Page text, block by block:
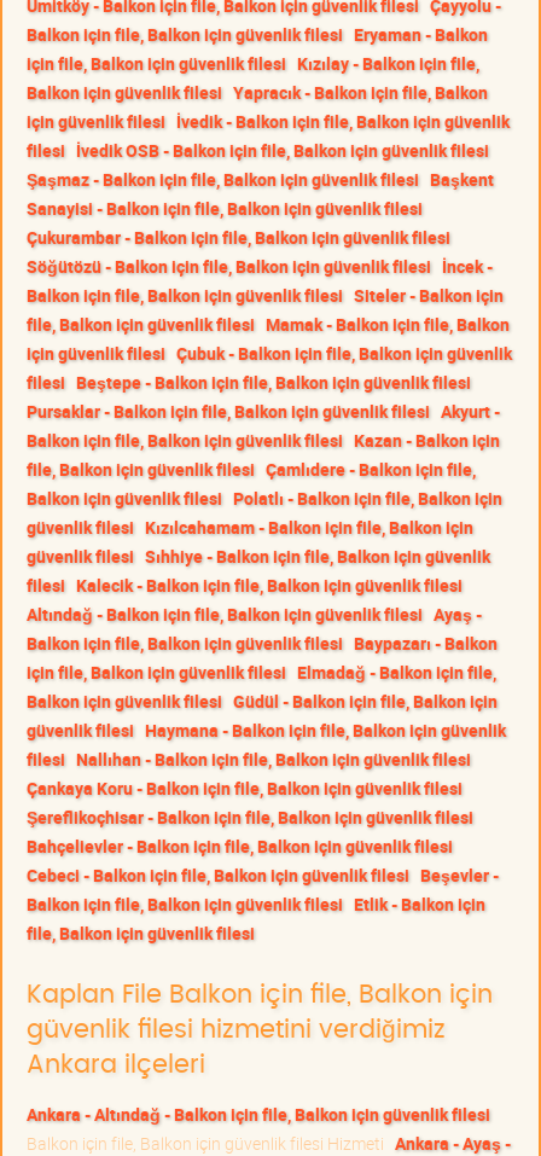
Ümitköy - Balkon için file, Balkon için güvenlik filesi Çayyolu -
Balkon için file, Balkon için güvenlik filesi Eryaman - Balkon
için file, Balkon için güvenlik filesi Kızılay - Balkon için file,
Balkon için güvenlik filesi Yapracık - Balkon için file, Balkon
için güvenlik filesi İvedik - Balkon için file, Balkon için güvenlik
filesi İvedik OSB - Balkon için file, Balkon için güvenlik filesi
Şaşmaz - Balkon için file, Balkon için güvenlik filesi Başkent
Sanayisi - Balkon için file, Balkon için güvenlik filesi
Çukurambar - Balkon için file, Balkon için güvenlik filesi
Söğütözü - Balkon için file, Balkon için güvenlik filesi İncek -
Balkon için file, Balkon için güvenlik filesi Siteler - Balkon için
file, Balkon için güvenlik filesi Mamak - Balkon için file, Balkon
için güvenlik filesi Çubuk - Balkon için file, Balkon için güvenlik
filesi Beştepe - Balkon için file, Balkon için güvenlik filesi
Pursaklar - Balkon için file, Balkon için güvenlik filesi Akyurt -
Balkon için file, Balkon için güvenlik filesi Kazan - Balkon için
file, Balkon için güvenlik filesi Çamlıdere - Balkon için file,
Balkon için güvenlik filesi Polatlı - Balkon için file, Balkon için
güvenlik filesi Kızılcahamam - Balkon için file, Balkon için
güvenlik filesi Sıhhiye - Balkon için file, Balkon için güvenlik
filesi Kalecik - Balkon için file, Balkon için güvenlik filesi
Altındağ - Balkon için file, Balkon için güvenlik filesi Ayaş -
Balkon için file, Balkon için güvenlik filesi Baypazarı - Balkon
için file, Balkon için güvenlik filesi Elmadağ - Balkon için file,
Balkon için güvenlik filesi Güdül - Balkon için file, Balkon için
güvenlik filesi Haymana - Balkon için file, Balkon için güvenlik
filesi Nallıhan - Balkon için file, Balkon için güvenlik filesi
Çankaya Koru - Balkon için file, Balkon için güvenlik filesi
Şereflikoçhisar - Balkon için file, Balkon için güvenlik filesi
Bahçelievler - Balkon için file, Balkon için güvenlik filesi
Cebeci - Balkon için file, Balkon için güvenlik filesi Beşevler -
Balkon için file, Balkon için güvenlik filesi Etlik - Balkon için
file, Balkon için güvenlik filesi
Kaplan File Balkon için file, Balkon için
güvenlik filesi hizmetini verdiğimiz
Ankara ilçeleri
Ankara - Altındağ - Balkon için file, Balkon için güvenlik filesi
Balkon için file, Balkon için güvenlik filesi Hizmeti Ankara - Ayaş -